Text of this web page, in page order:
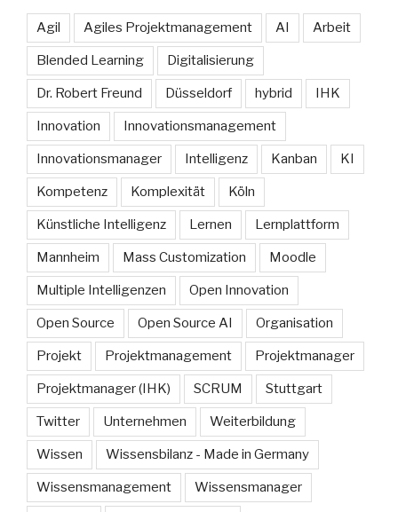
Agil Agiles Projektmanagement AI Arbeit
Blended Learning Digitalisierung
Dr. Robert Freund Düsseldorf hybrid IHK
Innovation Innovationsmanagement
Innovationsmanager Intelligenz Kanban KI
Kompetenz Komplexität Köln
Künstliche Intelligenz Lernen Lernplattform
Mannheim Mass Customization Moodle
Multiple Intelligenzen Open Innovation
Open Source Open Source AI Organisation
Projekt Projektmanagement Projektmanager
Projektmanager (IHK) SCRUM Stuttgart
Twitter Unternehmen Weiterbildung
Wissen Wissensbilanz - Made in Germany
Wissensmanagement Wissensmanager